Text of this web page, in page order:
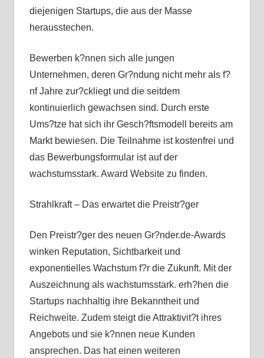
diejenigen Startups, die aus der Masse
herausstechen.
Bewerben k?nnen sich alle jungen
Unternehmen, deren Gr?ndung nicht mehr als f?
nf Jahre zur?ckliegt und die seitdem
kontinuierlich gewachsen sind. Durch erste
Ums?tze hat sich ihr Gesch?ftsmodell bereits am
Markt bewiesen. Die Teilnahme ist kostenfrei und
das Bewerbungsformular ist auf der
wachstumsstark. Award Website zu finden.
Strahlkraft – Das erwartet die Preistr?ger
Den Preistr?ger des neuen Gr?nder.de-Awards
winken Reputation, Sichtbarkeit und
exponentielles Wachstum f?r die Zukunft. Mit der
Auszeichnung als wachstumsstark. erh?hen die
Startups nachhaltig ihre Bekanntheit und
Reichweite. Zudem steigt die Attraktivit?t ihres
Angebots und sie k?nnen neue Kunden
ansprechen. Das hat einen weiteren